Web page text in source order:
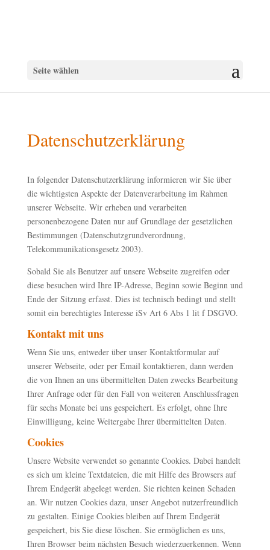
Seite wählen
Datenschutzerklärung
In folgender Datenschutzerklärung informieren wir Sie über
die wichtigsten Aspekte der Datenverarbeitung im Rahmen
unserer Webseite. Wir erheben und verarbeiten
personenbezogene Daten nur auf Grundlage der gesetzlichen
Bestimmungen (Datenschutzgrundverordnung,
Telekommunikationsgesetz 2003).
Sobald Sie als Benutzer auf unsere Webseite zugreifen oder
diese besuchen wird Ihre IP-Adresse, Beginn sowie Beginn und
Ende der Sitzung erfasst. Dies ist technisch bedingt und stellt
somit ein berechtigtes Interesse iSv Art 6 Abs 1 lit f DSGVO.
Kontakt mit uns
Wenn Sie uns, entweder über unser Kontaktformular auf
unserer Webseite, oder per Email kontaktieren, dann werden
die von Ihnen an uns übermittelten Daten zwecks Bearbeitung
Ihrer Anfrage oder für den Fall von weiteren Anschlussfragen
für sechs Monate bei uns gespeichert. Es erfolgt, ohne Ihre
Einwilligung, keine Weitergabe Ihrer übermittelten Daten.
Cookies
Unsere Website verwendet so genannte Cookies. Dabei handelt
es sich um kleine Textdateien, die mit Hilfe des Browsers auf
Ihrem Endgerät abgelegt werden. Sie richten keinen Schaden
an. Wir nutzen Cookies dazu, unser Angebot nutzerfreundlich
zu gestalten. Einige Cookies bleiben auf Ihrem Endgerät
gespeichert, bis Sie diese löschen. Sie ermöglichen es uns,
Ihren Browser beim nächsten Besuch wiederzuerkennen. Wenn